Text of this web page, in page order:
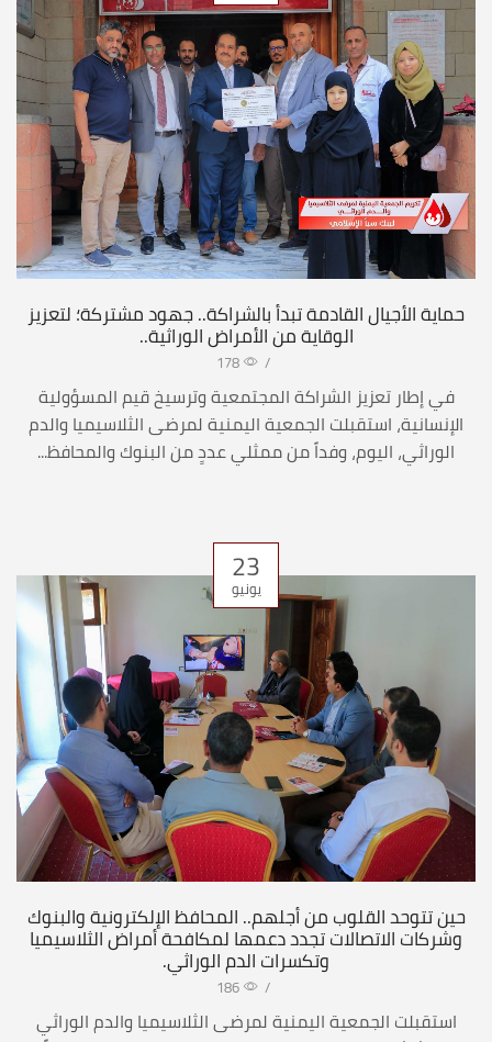
حماية الأجيال القادمة تبدأ بالشراكة.. جهود مشتركة؛ لتعزيز
الوقاية من الأمراض الوراثية..
/
178
في إطار تعزيز الشراكة المجتمعية وترسيخ قيم المسؤولية
الإنسانية، استقبلت الجمعية اليمنية لمرضى الثلاسيميا والدم
الوراثي، اليوم، وفداً من ممثلي عددٍ من البنوك والمحافظ...
23
يونيو
حين تتوحد القلوب من أجلهم.. المحافظ الإلكترونية والبنوك
وشركات الاتصالات تجدد دعمها لمكافحة أمراض الثلاسيميا
وتكسرات الدم الوراثي.
/
186
استقبلت الجمعية اليمنية لمرضى الثلاسيميا والدم الوراثي